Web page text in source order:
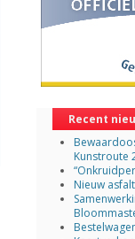
Recent
Kunstroute
Nieuw